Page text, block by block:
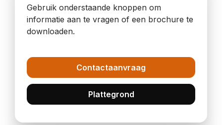
Gebruik onderstaande knoppen om
informatie aan te vragen of een brochure te
downloaden.
Contactaanvraag
Plattegrond